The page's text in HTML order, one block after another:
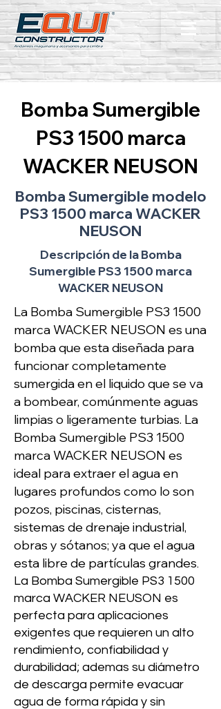
Bomba Sumergible
PS3 1500 marca
WACKER NEUSON
Bomba Sumergible modelo
PS3 1500 marca WACKER
NEUSON
Descripción de la Bomba
Sumergible PS3 1500 marca
WACKER NEUSON
La Bomba Sumergible PS3 1500
marca WACKER NEUSON es una
bomba que esta diseñada para
funcionar completamente
sumergida en el liquido que se va
a bombear, comúnmente aguas
limpias o ligeramente turbias. La
Bomba Sumergible PS3 1500
marca WACKER NEUSON es
ideal para extraer el agua en
lugares profundos como lo son
pozos, piscinas, cisternas,
sistemas de drenaje industrial,
obras y sótanos; ya que el agua
esta libre de partículas grandes.
La Bomba Sumergible PS3 1500
marca WACKER NEUSON es
perfecta para aplicaciones
exigentes que requieren un alto
rendimiento, confiabilidad y
durabilidad; ademas su diámetro
de descarga permite evacuar
agua de forma rápida y sin